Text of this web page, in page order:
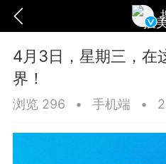
4月3日，星期三，在
界！
浏览 296 • 手机端 •